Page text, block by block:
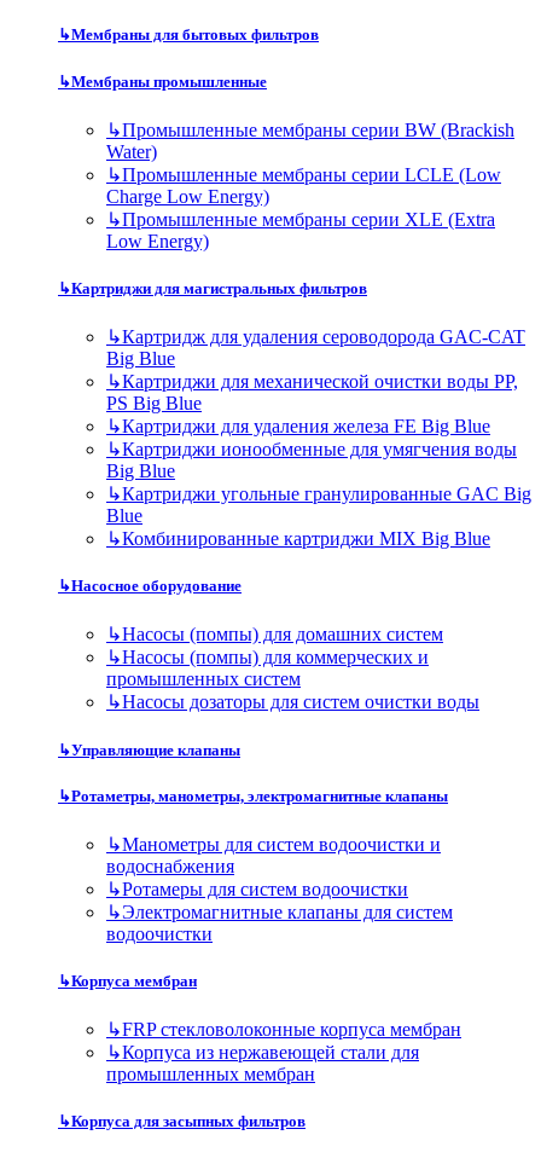
↳Мембраны для бытовых фильтров
↳Мембраны промышленные
↳Промышленные мембраны серии BW (Brackish
Water)
↳Промышленные мембраны серии LCLE (Low
Charge Low Energy)
↳Промышленные мембраны серии XLE (Extra
Low Energy)
↳Картриджи для магистральных фильтров
↳Картридж для удаления сероводорода GAC-CAT
Big Blue
↳Картриджи для механической очистки воды PP,
PS Big Blue
↳Картриджи для удаления железа FE Big Blue
↳Картриджи ионообменные для умягчения воды
Big Blue
↳Картриджи угольные гранулированные GAC Big
Blue
↳Комбинированные картриджи MIX Big Blue
↳Насосное оборудование
↳Насосы (помпы) для домашних систем
↳Насосы (помпы) для коммерческих и
промышленных систем
↳Насосы дозаторы для систем очистки воды
↳Управляющие клапаны
↳Ротаметры, манометры, электромагнитные клапаны
↳Манометры для систем водоочистки и
водоснабжения
↳Ротамеры для систем водоочистки
↳Электромагнитные клапаны для систем
водоочистки
↳Корпуса мембран
↳FRP стекловолоконные корпуса мембран
↳Корпуса из нержавеющей стали для
промышленных мембран
↳Корпуса для засыпных фильтров